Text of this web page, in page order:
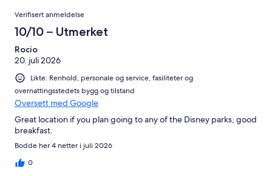
anmeldelser.
2249
anmeldelser.
av
2249
anmeldelser.
Anmeldelser
Verifisert anmeldelse
10/10 – Utmerket
Rocio
20. juli 2026
Likte: Renhold, personale og service, fasiliteter og
overnattingsstedets bygg og tilstand
Oversett med Google
Great location if you plan going to any of the Disney parks, good
breakfast.
Bodde her 4 netter i juli 2026
0